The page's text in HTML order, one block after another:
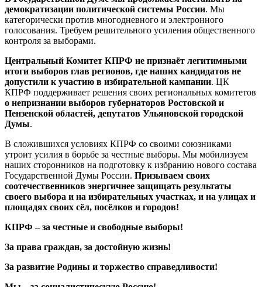
демократизации политической системы России. Мы
категорически против многодневного и электронного
голосования. Требуем решительного усиления общественного
контроля за выборами.
Центральный Комитет КПРФ не признаёт легитимными
итоги выборов глав регионов, где наших кандидатов не
допустили к участию в избирательной кампании. ЦК
КПРФ поддерживает решения своих региональных комитетов
о непризнании выборов губернаторов Ростовской и
Пензенской областей, депутатов Ульяновской городской
Думы.
В сложившихся условиях КПРФ со своими союзниками
утроит усилия в борьбе за честные выборы. Мы мобилизуем
наших сторонников на подготовку к избранию нового состава
Государственной Думы России. Призываем своих
соотечественников энергичнее защищать результаты
своего выбора и на избирательных участках, и на улицах и
площадях своих сёл, посёлков и городов!
КПРФ – за честные и свободные выборы!
За права граждан, за достойную жизнь!
За развитие Родины и торжество справедливости!